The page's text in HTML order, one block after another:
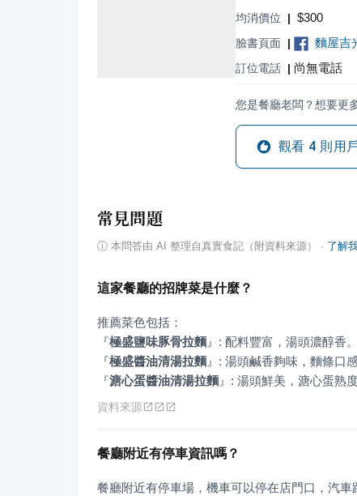
均消價位 | $300
臉書頁面 | 麵屋吉
訂位電話 | 尚無電話
您是餐廳老闆？想要更
觀看 4 則用
常見問題
ⓘ 本問答由 AI 整理自真實食記（附資料來源） · 了解
這家餐廳的招牌菜是什麼？
『極盛鹽味豚骨拉麵 』
『極盛醬油清湯拉麵 』
『溏心蛋醬油清湯拉麵 』 : 湯頭鮮美，溏心蛋熟度
資料來源
餐廳附近有停車資訊嗎？
餐廳附近有停車場，機車可以停在店門口，汽車